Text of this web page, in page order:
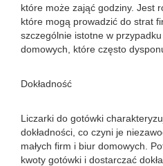
które może zająć godziny. Jest
które mogą prowadzić do strat
szczególnie istotne w
domowych, które często
Dokładność
Liczarki do gotówki
dokładności, co czyni je
małych firm i biur domowych.
kwoty gotówki i dostarczać